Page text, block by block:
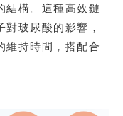
結構。這種高效鏈
玻尿酸的影響，
維持時間，搭配合